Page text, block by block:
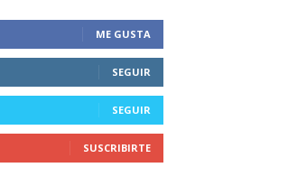
ME GUSTA
SEGUIR
SEGUIR
SUSCRIBIRTE